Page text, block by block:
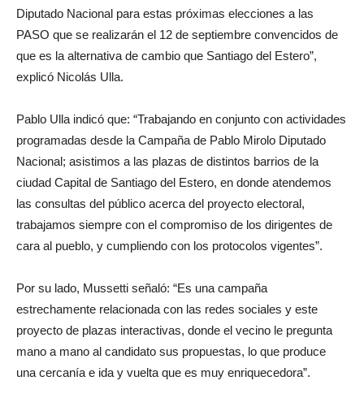
Diputado Nacional para estas próximas elecciones a las
PASO que se realizarán el 12 de septiembre convencidos de
que es la alternativa de cambio que Santiago del Estero”,
explicó Nicolás Ulla.
Pablo Ulla indicó que: “Trabajando en conjunto con actividades
programadas desde la Campaña de Pablo Mirolo Diputado
Nacional; asistimos a las plazas de distintos barrios de la
ciudad Capital de Santiago del Estero, en donde atendemos
las consultas del público acerca del proyecto electoral,
trabajamos siempre con el compromiso de los dirigentes de
cara al pueblo, y cumpliendo con los protocolos vigentes”.
Por su lado, Mussetti señaló: “Es una campaña
estrechamente relacionada con las redes sociales y este
proyecto de plazas interactivas, donde el vecino le pregunta
mano a mano al candidato sus propuestas, lo que produce
una cercanía e ida y vuelta que es muy enriquecedora”.